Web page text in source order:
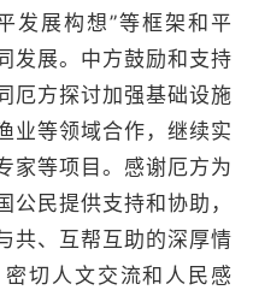
发展构想”等框架和平
发展。中方鼓励和支持
厄方探讨加强基础设施
业等领域合作，继续实
家等项目。感谢厄方为
公民提供支持和协助，
共、互帮互助的深厚情
切人文交流和人民感